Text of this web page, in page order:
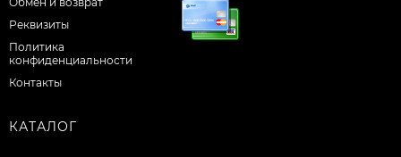
Реквизиты
Политика
конфиденциальности
Контакты
КАТАЛОГ